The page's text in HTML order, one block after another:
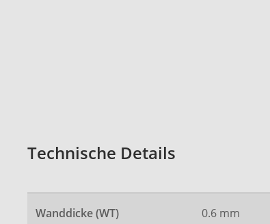
Technische Details
Wanddicke (WT) 0.6 mm